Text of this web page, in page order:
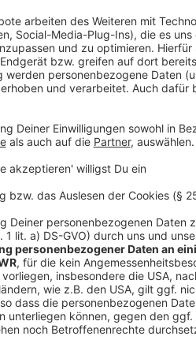
dass der Boden das Wasser
Fugen verlegt und die Flächen
bekommen eine Mulde.
Anzeige
"Damit verringert man
dass das Regenereignis bis
Auch den eigenen
Diese verhindert, dass
hochkommt. Inzwischen
zehn, fünfzehn Jahre sind? Dort
"Bei Bestandsimmobilien
- und Regenkanäle noch